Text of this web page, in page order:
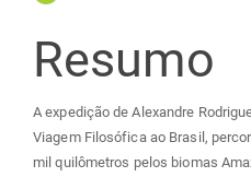
Resumo
A expedição de Alexandre
Viagem Filosófica ao Brasil,
mil quilômetros pelos biomas